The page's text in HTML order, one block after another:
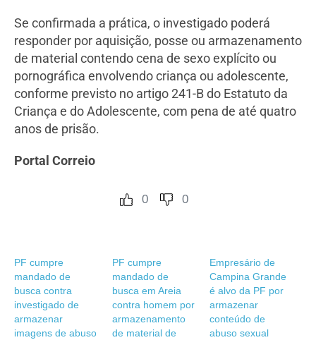
Se confirmada a prática, o investigado poderá
responder por aquisição, posse ou armazenamento
de material contendo cena de sexo explícito ou
pornográfica envolvendo criança ou adolescente,
conforme previsto no artigo 241-B do Estatuto da
Criança e do Adolescente, com pena de até quatro
anos de prisão.
Portal Correio
0 0
PF cumpre
mandado de
busca contra
investigado de
armazenar
imagens de abuso
PF cumpre
mandado de
busca em Areia
contra homem por
armazenamento
de material de
Empresário de
Campina Grande
é alvo da PF por
armazenar
conteúdo de
abuso sexual